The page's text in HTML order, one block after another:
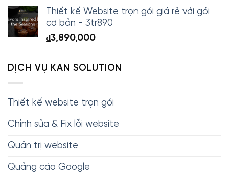
Thiết kế Website trọn gói giá rẻ với gói
cơ bản - 3tr890
₫3,890,000
DỊCH VỤ KAN SOLUTION
Thiết kế website trọn gói
Chỉnh sửa & Fix lỗi website
Quản trị website
Quảng cáo Google